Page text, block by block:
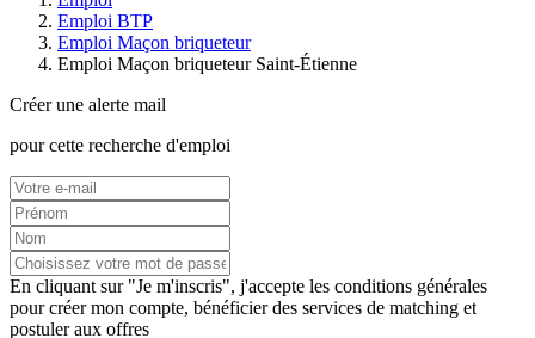
Emploi BTP
Emploi Maçon briqueteur
Emploi Maçon briqueteur Saint-Étienne
Créer une alerte mail
pour cette recherche d'emploi
En cliquant sur "Je m'inscris", j'accepte les conditions générales
pour créer mon compte, bénéficier des services de matching et
postuler aux offres